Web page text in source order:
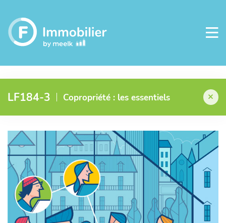
LF184-3 Copropriété : les essentiels